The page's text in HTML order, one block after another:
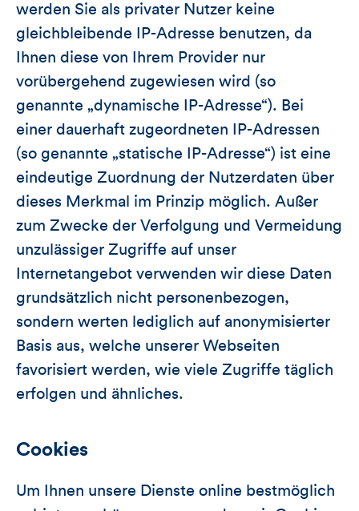
werden Sie als privater Nutzer keine
gleichbleibende IP-Adresse benutzen, da
Ihnen diese von Ihrem Provider nur
vorübergehend zugewiesen wird (so
genannte „dynamische IP-Adresse“). Bei
einer dauerhaft zugeordneten IP-Adressen
(so genannte „statische IP-Adresse“) ist eine
eindeutige Zuordnung der Nutzerdaten über
dieses Merkmal im Prinzip möglich. Außer
zum Zwecke der Verfolgung und Vermeidung
unzulässiger Zugriffe auf unser
Internetangebot verwenden wir diese Daten
grundsätzlich nicht personenbezogen,
sondern werten lediglich auf anonymisierter
Basis aus, welche unserer Webseiten
favorisiert werden, wie viele Zugriffe täglich
erfolgen und ähnliches.
Cookies
Um Ihnen unsere Dienste online bestmöglich